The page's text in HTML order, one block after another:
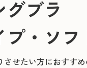
グブラ
・ソフ
せたい方におすすめ